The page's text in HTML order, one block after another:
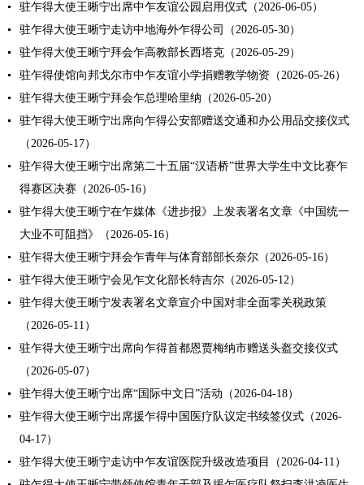
驻乍得大使王晰宁出席中乍友谊公园启用仪式（2026-06-05）
驻乍得大使王晰宁走访中地海外乍得公司（2026-05-30）
驻乍得大使王晰宁拜会乍高教部长西塔克（2026-05-29）
驻乍得使馆向邦戈尔市中乍友谊小学捐赠教学物资（2026-05-26）
驻乍得大使王晰宁拜会乍总理哈里纳（2026-05-20）
驻乍得大使王晰宁出席向乍得公安部赠送交通和办公用品交接仪式
（2026-05-17）
驻乍得大使王晰宁出席第二十五届“汉语桥”世界大学生中文比赛乍
得赛区决赛（2026-05-16）
驻乍得大使王晰宁在乍媒体《进步报》上发表署名文章《中国统一
大业不可阻挡》（2026-05-16）
驻乍得大使王晰宁拜会乍青年与体育部部长奈尔（2026-05-16）
驻乍得大使王晰宁会见乍文化部长特吉尔（2026-05-12）
驻乍得大使王晰宁发表署名文章宣介中国对非全面零关税政策
（2026-05-11）
驻乍得大使王晰宁出席向乍得首都恩贾梅纳市赠送头盔交接仪式
（2026-05-07）
驻乍得大使王晰宁出席“国际中文日”活动（2026-04-18）
驻乍得大使王晰宁出席援乍得中国医疗队议定书续签仪式（2026-
04-17）
驻乍得大使王晰宁走访中乍友谊医院升级改造项目（2026-04-11）